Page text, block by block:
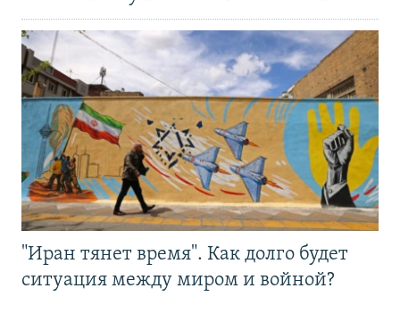
"Иран тянет время". Как долго будет
ситуация между миром и войной?